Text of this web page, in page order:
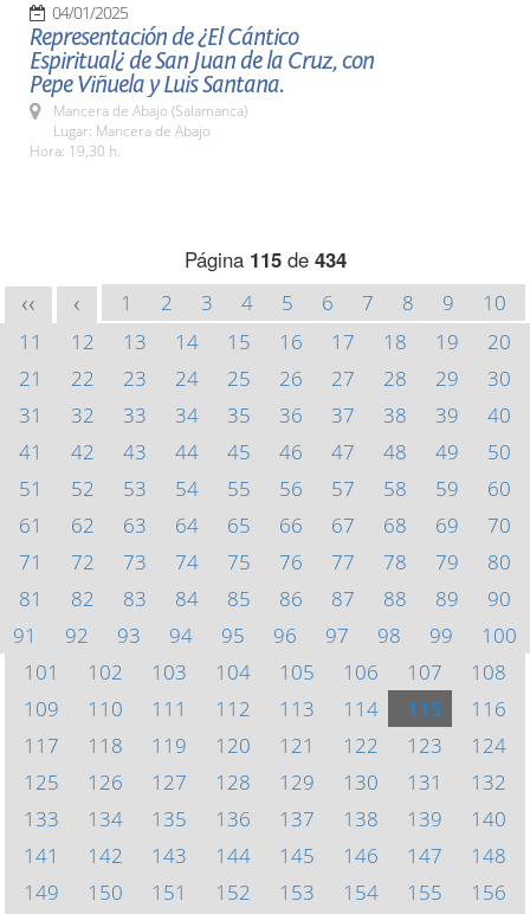
04/01/2025
Representación de ¿El Cántico
Espiritual¿ de San Juan de la Cruz, con
Pepe Viñuela y Luis Santana.
Mancera de Abajo (Salamanca)
Lugar: Mancera de Abajo
Hora: 19,30 h.
Página 115de 434
<< < 1 2 3 4 5 6 7 8 9
10
11
12 13 14 15 16 17 18 19
20
21
22 23 24 25 26 27 28 29
30
31
32 33 34 35 36 37 38 39
40
41
42 43 44 45 46 47 48 49
50
51
52 53 54 55 56 57 58 59
60
61
62 63 64 65 66 67 68 69
70
71
72 73 74 75 76 77 78 79
80
81
82 83 84 85 86 87 88 89
90
91
92 93 94 95 96 97 98 99
100
101
102 103 104 105 106 107
108
109
110 111 112 113 114 115
116
117
118 119 120 121 122 123
124
125
126 127 128 129 130 131
132
133
134 135 136 137 138 139
140
141
142 143 144 145 146 147
148
149
150 151 152 153 154 155
156